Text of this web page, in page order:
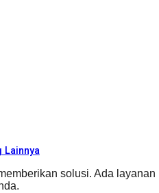
Lainnya
solusi. Ada